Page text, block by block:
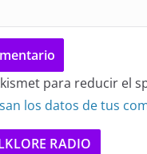
para reducir el
los datos de tus
RADIO